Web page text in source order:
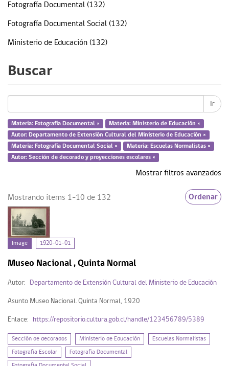
Fotografía Documental (132)
Fotografía Documental Social (132)
Ministerio de Educación (132)
Fecha
Tipo de Recurso
Image (128)
Registrarse
Buscar
Ir
Materia: Fotografía Documental ×
Materia: Ministerio de Educación ×
Autor: Departamento de Extensión Cultural del Ministerio de Educación ×
Materia: Fotografía Documental Social ×
Materia: Escuelas Normalistas ×
Autor: Sección de decorado y proyecciones escolares ×
Mostrar filtros avanzados
Mostrando ítems 1-10 de 132 Ordenar
Image 1920-01-01
Museo Nacional , Quinta Normal
Autor: Departamento de Extensión Cultural del Ministerio de Educación
Asunto Museo Nacional. Quinta Normal, 1920
Enlace: https://repositorio.cultura.gob.cl/handle/123456789/5389
Sección de decorados Ministerio de Educación Escuelas Normalistas
Fotografía Escolar Fotografía Documental